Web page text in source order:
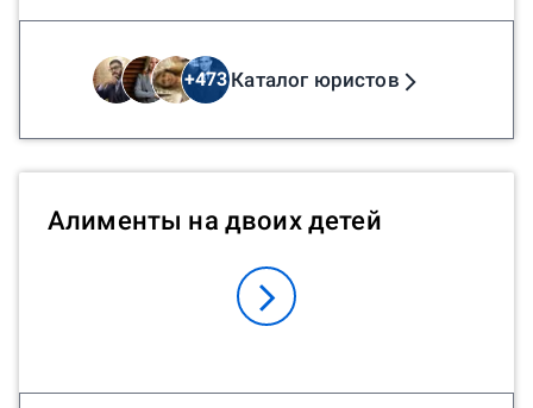
+473Каталог юристов
Алименты на двоих детей